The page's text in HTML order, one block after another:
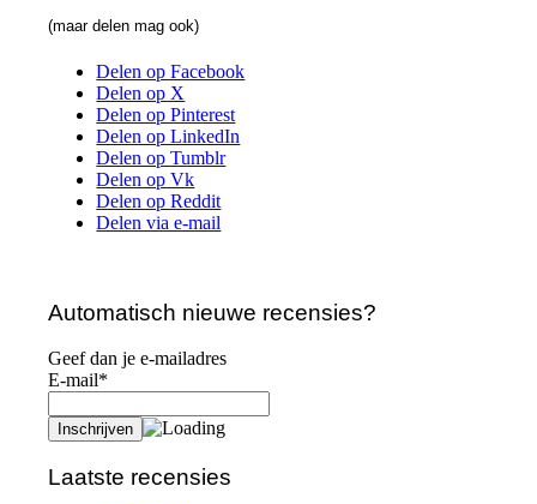
(maar delen mag ook)
Delen op Facebook
Delen op X
Delen op Pinterest
Delen op LinkedIn
Delen op Tumblr
Delen op Vk
Delen op Reddit
Delen via e-mail
Automatisch nieuwe recensies?
Geef dan je e-mailadres
E-mail*
Laatste recensies